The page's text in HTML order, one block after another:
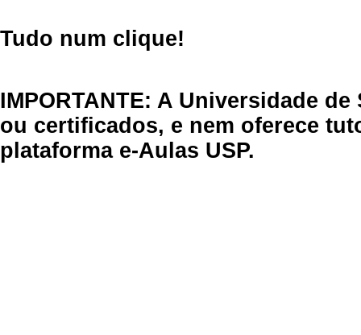
Tudo num clique!
IMPORTANTE: A Universidade
ou certificados, e nem oferece
plataforma e-Aulas USP.